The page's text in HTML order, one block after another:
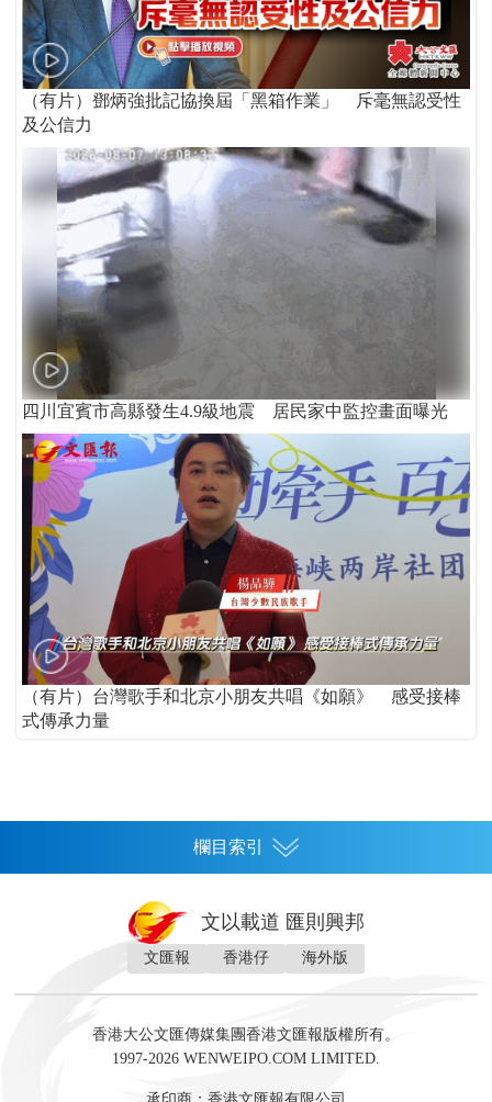
（有片）鄧炳強批記協換屆「黑箱作業」 斥毫無認受性
及公信力
四川宜賓市高縣發生4.9級地震 居民家中監控畫面曝光
（有片）台灣歌手和北京小朋友共唱《如願》 感受接棒
式傳承力量
欄目索引
灣區人
財經 地產 投資 財評 數字經濟
訪談 直播 經湋論
文以載道 匯則興邦
文匯報 香港仔 海外版
香港大公文匯傳媒集團香港文匯報版權所有。
1997-2026 WENWEIPO.COM LIMITED.